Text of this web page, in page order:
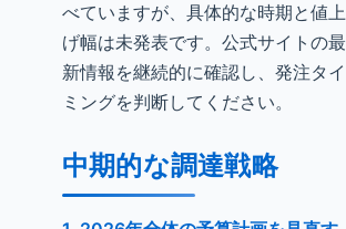
べていますが、具体的な時期と値上
げ幅は未発表です。公式サイトの最
新情報を継続的に確認し、発注タイ
ミングを判断してください。
中期的な調達戦略